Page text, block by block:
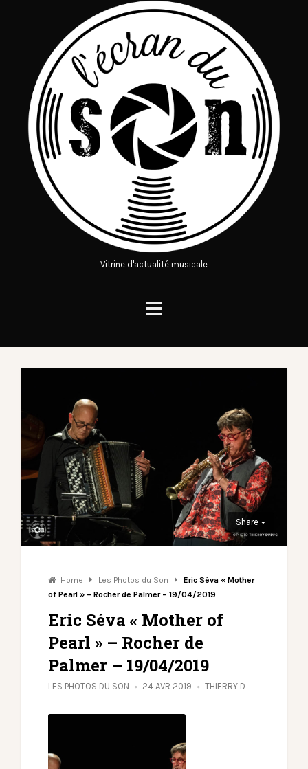
Vitrine d'actualité musicale
Share
Home Les Photos du Son
Eric Séva « Mother
of Pearl » – Rocher de Palmer – 19/04/2019
Eric Séva « Mother of
Pearl » – Rocher de
Palmer – 19/04/2019
LES PHOTOS DU SON 24 AVR 2019 THIERRY D